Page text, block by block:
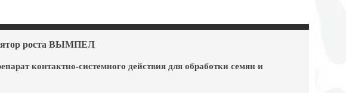
роста ВЫМПЕЛ
контактно-системного действия для обработки семян и